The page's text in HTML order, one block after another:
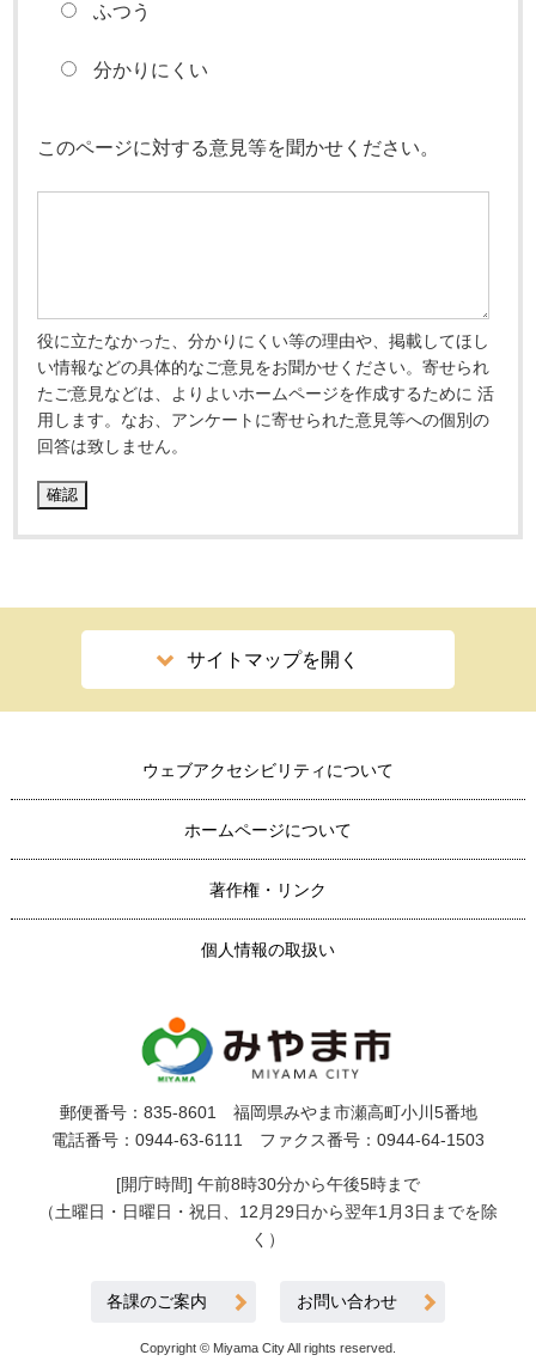
ふつう
分かりにくい
このページに対する意見等を聞かせください。
役に立たなかった、分かりにくい等の理由や、掲載してほし
い情報などの具体的なご意見をお聞かせください。寄せられ
たご意見などは、よりよいホームページを作成するために 活
用します。なお、アンケートに寄せられた意見等への個別の
回答は致しません。
サイトマップを開く
ウェブアクセシビリティについて
ホームページについて
著作権・リンク
個人情報の取扱い
郵便番号：835-8601 福岡県みやま市瀬高町小川5番地
電話番号：0944-63-6111 ファクス番号：0944-64-1503
[開庁時間] 午前8時30分から午後5時まで
（土曜日・日曜日・祝日、12月29日から翌年1月3日までを除
く）
各課のご案内 お問い合わせ
Copyright © Miyama City All rights reserved.